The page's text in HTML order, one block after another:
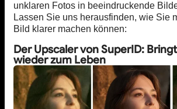
unklaren Fotos in beeindruckende
Lassen Sie uns herausfinden, wie Sie
Bild klarer machen können:
Der Upscaler von SuperID:
wieder zum Leben